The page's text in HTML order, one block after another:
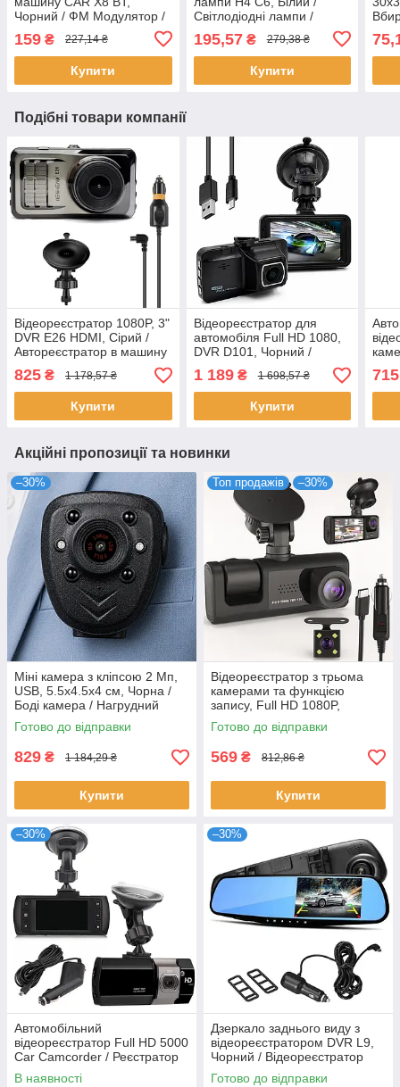
Чорний / ФМ Модулятор /
ФМ Трансмітер з блютуз /
Блютуз модулятор
159 ₴ 227,14 ₴
Купити
Світлодіодні лампи /
для авто
195,57₴ 279,38 ₴
Купити
Подібні товари компанії
Відеореєстратор 1080P, 3"
DVR E26 HDMI, Сірий /
Автореєстратор в машину
на присосці /
Автомобільний реєстратор
825 ₴ 1 178,57 ₴
Купити
Відеореєстратор для
автомобіля Full HD 1080,
DVR D101, Чорний /
Реєстратор у машину /
Автореєстратор DVR
1 189₴ 1 698,57 ₴
Купити
715
Акційні пропозиції та новинки
–30%
Міні камера з кліпсою 2 Мп,
USB, 5.5х4.5х4 см, Чорна /
Боді камера / Нагрудний
відеореєстратор / Бездротова
відеокамера
Готово до відправки
829 ₴ 1 184,29 ₴
Купити
Топ продажів –30%
Відеореєстратор з трьома
камерами та функцією
запису, Full HD 1080P,
Чорний / Автомобільний
реєстратор / Реєстратор в
машину
Готово до відправки
569 ₴ 812,86 ₴
Купити
–30%
Автомобільний
відеореєстратор Full HD 5000
Car Camcorder / Реєстратор
для машини
В наявності
–30%
Дзеркало заднього виду з
відеореєстратором DVR L9,
Чорний / Відеореєстратор
дзеркало / Автореєстратор
Готово до відправки